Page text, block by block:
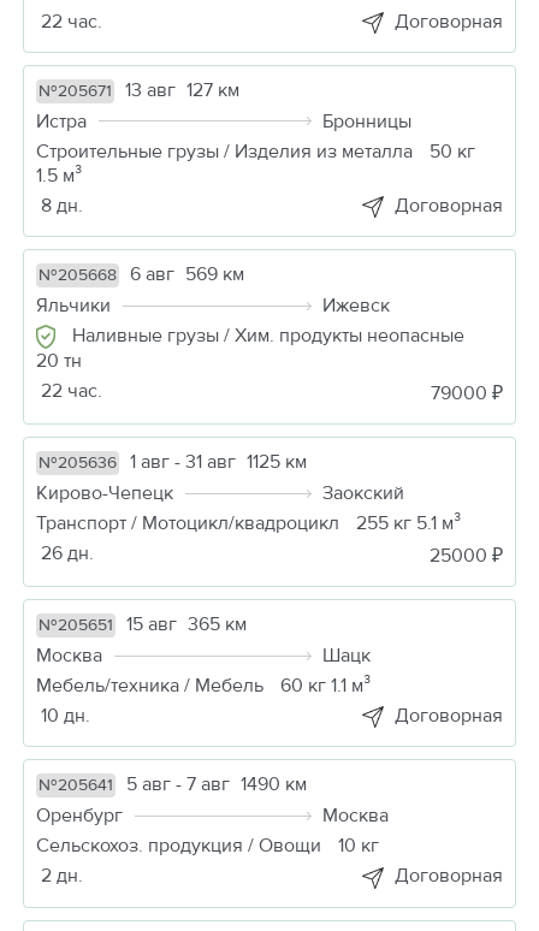
22 час.
Договорная
№205671 13 авг 127 км
Истра
Бронницы
Строительные грузы / Изделия из металла
50 кг
1.5 м³
8 дн.
Договорная
№205668 6 авг 569 км
Яльчики
Ижевск
Наливные грузы / Хим. продукты неопасные
20 тн
22 час.
79000 ₽
№205636 1 авг - 31 авг 1125 км
Кирово-Чепецк
Заокский
Транспорт / Мотоцикл/квадроцикл
255 кг 5.1 м³
26 дн.
25000 ₽
№205651 15 авг 365 км
Москва
Шацк
Мебель/техника / Мебель
60 кг 1.1 м³
10 дн.
Договорная
№205641 5 авг - 7 авг 1490 км
Оренбург
Москва
Сельскохоз. продукция / Овощи
10 кг
2 дн.
Договорная